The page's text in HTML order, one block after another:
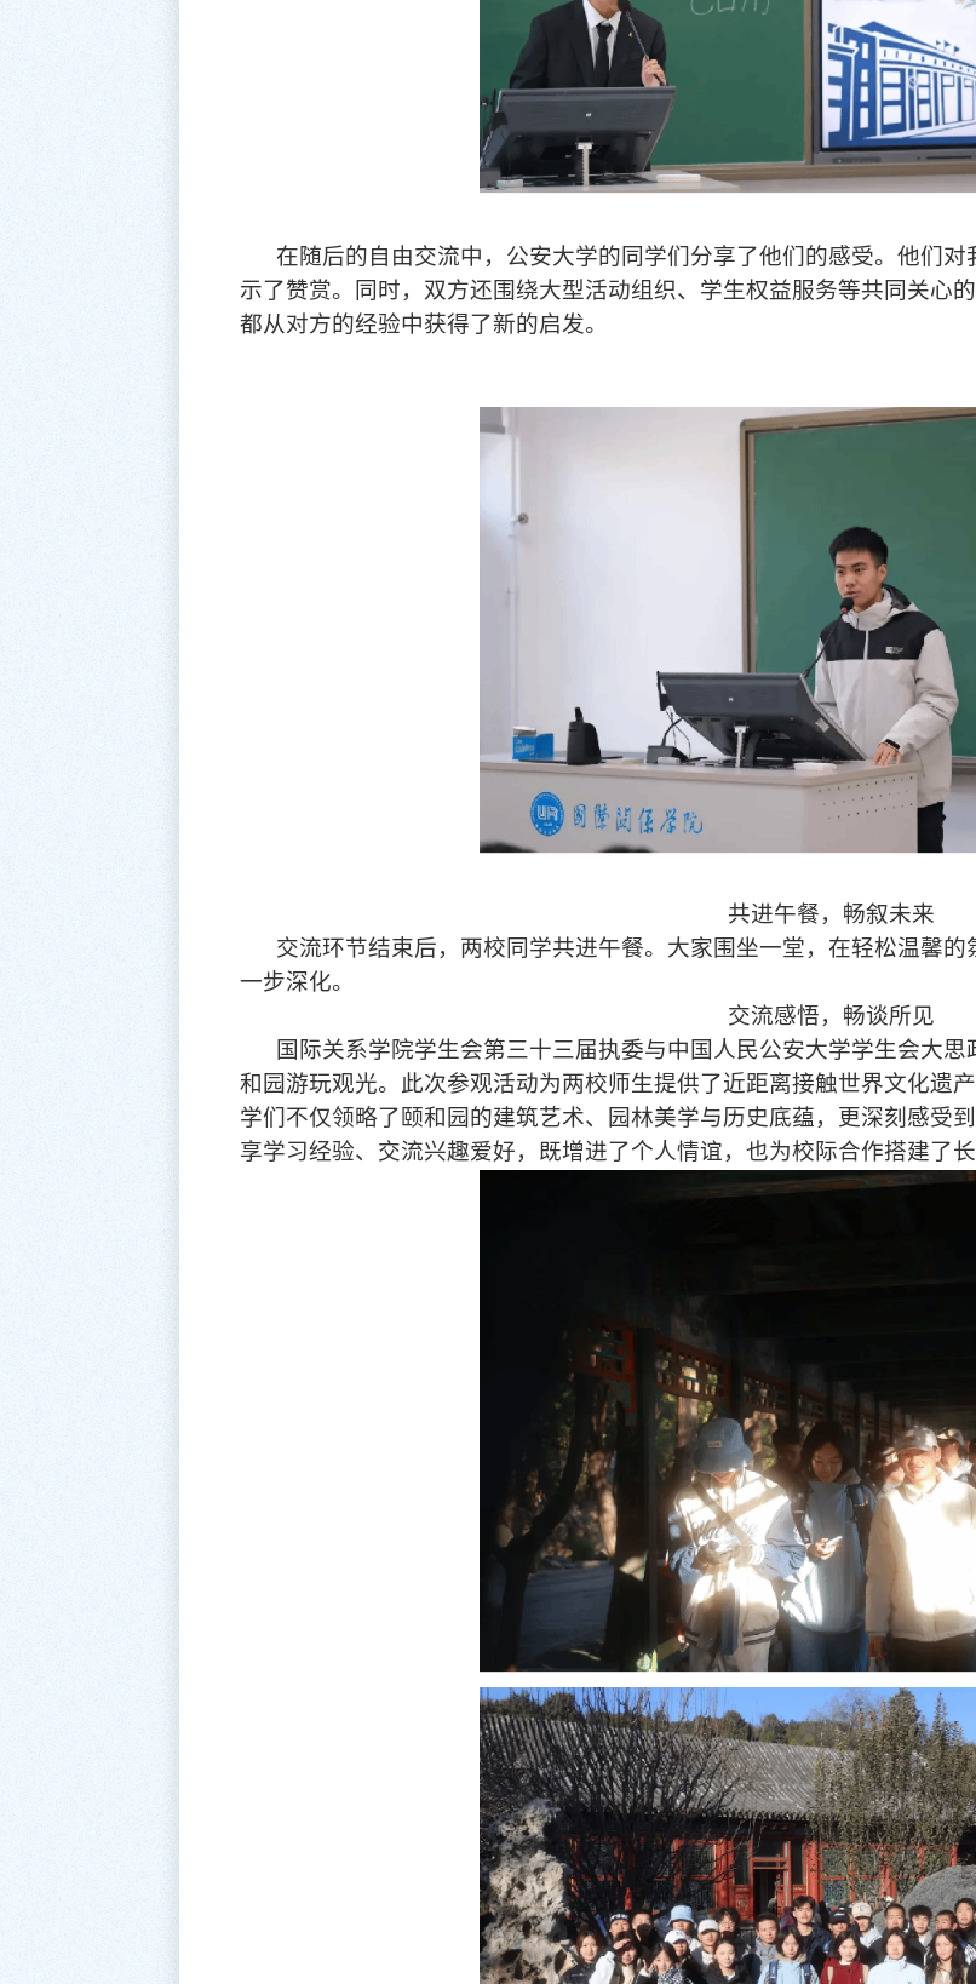
在随后的自由交流中，公安大学的同学们分享了他们的感受。他们
示了赞赏。同时，双方还围绕大型活动组织、学生权益服务等共同关心
都从对方的经验中获得了新的启发。
共进午餐，畅叙未来
交流环节结束后，两校同学共进午餐。大家围坐一堂，在轻松温馨
一步深化。
交流感悟，畅谈所见
国际关系学院学生会第三十三届执委与中国人民公安大学学生会大
和园游玩观光。此次参观活动为两校师生提供了近距离接触世界文化遗
学们不仅领略了颐和园的建筑艺术、园林美学与历史底蕴，更深刻感受
享学习经验、交流兴趣爱好，既增进了个人情谊，也为校际合作搭建了